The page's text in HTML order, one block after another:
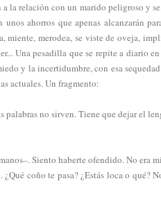
a la relación con un marido peligroso y
ahorros que apenas alcanzarán
miente, merodea, se viste de oveja,
Una pesadilla que se repite a diario
y la incertidumbre, con esa
actuales. Un fragmento:
palabras no sirven. Tiene que dejar el
Siento haberte ofendido. No era
coño te pasa? ¿Estás loca o qué?